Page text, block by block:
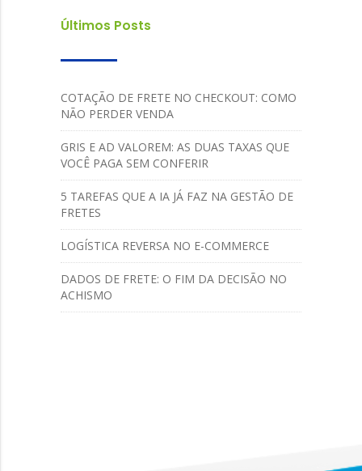
Últimos Posts
COTAÇÃO DE FRETE NO CHECKOUT: COMO
NÃO PERDER VENDA
GRIS E AD VALOREM: AS DUAS TAXAS QUE
VOCÊ PAGA SEM CONFERIR
5 TAREFAS QUE A IA JÁ FAZ NA GESTÃO DE
FRETES
LOGÍSTICA REVERSA NO E-COMMERCE
DADOS DE FRETE: O FIM DA DECISÃO NO
ACHISMO